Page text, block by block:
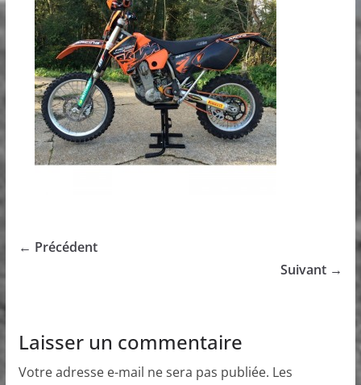
← Précédent
Suivant →
Laisser un commentaire
Votre adresse e-mail ne sera pas publiée. Les